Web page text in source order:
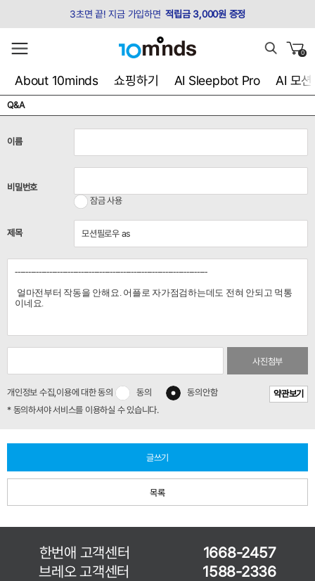
3초면 끝! 지금 가입하면 적립금 3,000원 증정
0
About 10minds 쇼핑하기 AI Sleepbot Pro AI 모션
Q&A
이름
비밀번호
잠금 사용
제목
사진첨부
개인정보 수집,이용에 대한 동의 동의 동의안함
약관보기
* 동의하셔야 서비스를 이용하실 수 있습니다.
글쓰기
목록
한번애 고객센터
1668-2457
브레오 고객센터
1588-2336